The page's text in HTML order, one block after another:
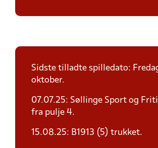
Sidste tilladte spilledato:
oktober.
07.07.25: Søllinge Sport og
fra pulje 4.
15.08.25: B1913 (5) trukket.